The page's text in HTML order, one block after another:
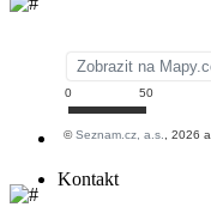
Kontakt